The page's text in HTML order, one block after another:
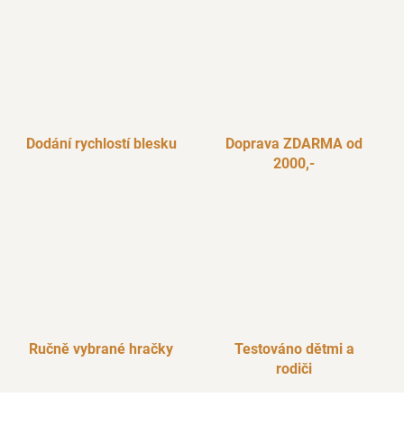
Dodání rychlostí blesku
Doprava ZDARMA od
2000,-
Ručně vybrané hračky
Testováno dětmi a
rodiči